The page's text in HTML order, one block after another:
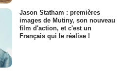
Jason Statham : premières
images de Mutiny, son nouveau
film d'action, et c'est un
Français qui le réalise !